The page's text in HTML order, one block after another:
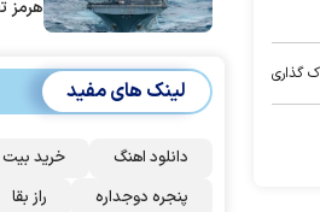
گذاری
هرمز
لینک های مفید
دانلود اهنگ
خرید
پنجره دوجداره
راز بقا